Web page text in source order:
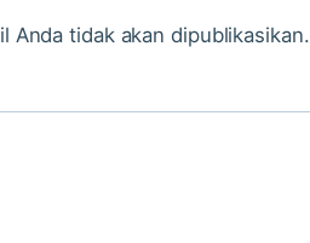
Anda tidak akan dipublikasikan.